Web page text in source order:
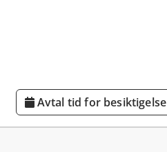
Avtal tid for besiktigelse